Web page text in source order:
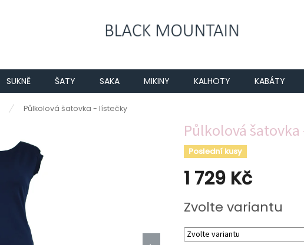
SUKNĚ ŠATY SAKA MIKINY KALHOTY KABÁTY
Půlkolová šatovka - lístečky
Půlkolová
Poslední kusy
1 729 Kč
cena:
Zvolte variantu